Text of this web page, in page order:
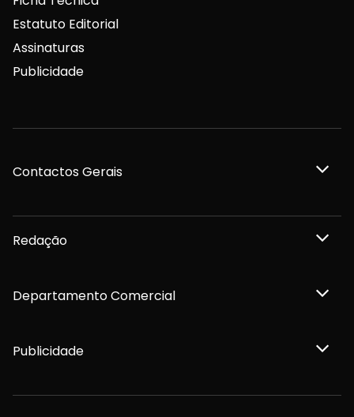
Estatuto Editorial
Assinaturas
Publicidade
Contactos Gerais
Redação
Departamento Comercial
Publicidade